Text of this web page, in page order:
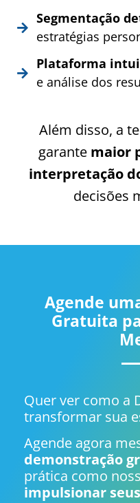
Segmentação
estratégias
Plataforma
e análise dos
Além disso, a
garante maior
interpretação
decisões
Agende
Gratuita
Quer ver como a
transformar sua
Agende agora
demonstração
prática como
impulsionar